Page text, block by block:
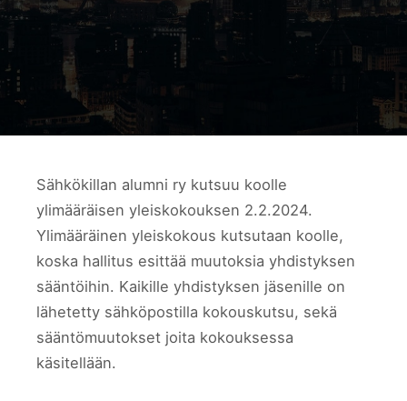
Sähkökillan alumni ry kutsuu koolle
ylimääräisen yleiskokouksen 2.2.2024.
Ylimääräinen yleiskokous kutsutaan koolle,
koska hallitus esittää muutoksia yhdistyksen
sääntöihin. Kaikille yhdistyksen jäsenille on
lähetetty sähköpostilla kokouskutsu, sekä
sääntömuutokset joita kokouksessa
käsitellään.